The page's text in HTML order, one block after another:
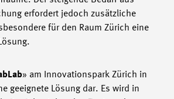
erfordert jedoch zusätzliche
für den Raum Zürich eine
» am Innovationspark Zürich in
geeignete Lösung dar. Es wird in